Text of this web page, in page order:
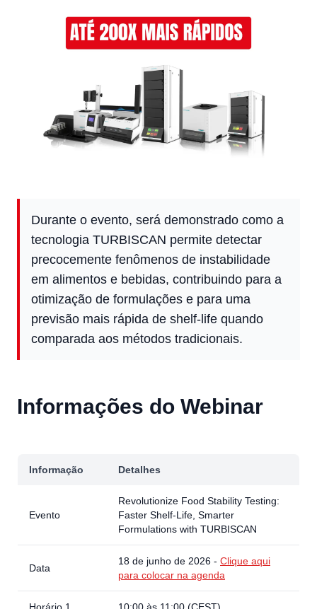
Durante o evento, será demonstrado como a
tecnologia TURBISCAN permite detectar
precocemente fenômenos de instabilidade
em alimentos e bebidas, contribuindo para a
otimização de formulações e para uma
previsão mais rápida de shelf-life quando
comparada aos métodos tradicionais.
Informações do Webinar
Informação Detalhes
Evento
Revolutionize Food Stability Testing:
Faster Shelf-Life, Smarter
Formulations with TURBISCAN
Data
18 de junho de 2026 - Clique aqui
para colocar na agenda